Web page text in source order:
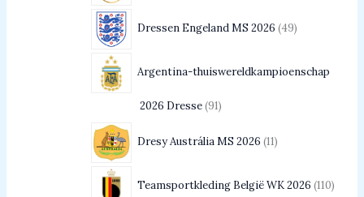
Dressen Engeland MS 2026 49
Argentina-thuiswereldkampioenschap
2026 Dresse 91
Dresy Austrália MS 2026 11
Teamsportkleding België WK 2026 110